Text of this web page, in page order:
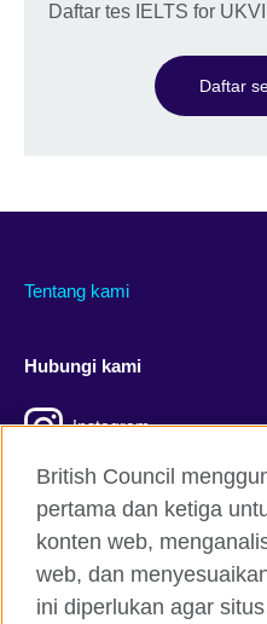
Daftar tes IELTS for
Daftar
Tentang kami
Hubungi kami
Instagram
Twitter
British Council global
British Council
pertama dan ketiga
konten web,
web, dan
ini diperlukan agar